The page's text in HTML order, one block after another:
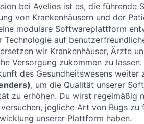
bei Avelios ist es, die
von Krankenhäusern und der
modulare Softwareplattform
Technologie auf
wir Krankenhäuser, Ärzte
Versorgung zukommen zu lassen.
des Gesundheitswesens weiter
, um die Qualität unserer
zu erhöhen. Du wirst regelmäßig
jegliche Art von Bugs
unserer Plattform haben.